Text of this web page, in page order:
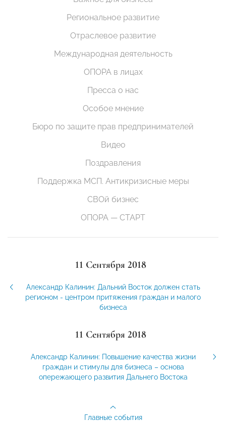
Региональное развитие
Отраслевое развитие
Международная деятельность
ОПОРА в лицах
Пресса о нас
Особое мнение
Бюро по защите прав предпринимателей
Видео
Поздравления
Поддержка МСП. Антикризисные меры
СВОй бизнес
ОПОРА — СТАРТ
11 Сентября 2018
Александр Калинин: Дальний Восток должен стать
регионом - центром притяжения граждан и малого
бизнеса
11 Сентября 2018
Александр Калинин: Повышение качества жизни
граждан и стимулы для бизнеса – основа
опережающего развития Дальнего Востока
Главные события